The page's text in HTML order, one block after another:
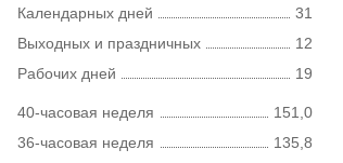
Календарных дней
31
Выходных и праздничных
12
Рабочих дней
19
40-часовая неделя
151,0
36-часовая неделя
135,8